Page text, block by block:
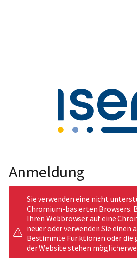
Anmeldung
Sie verwenden eine nicht
Chromium-basierten Browsers.
Ihren Webbrowser auf eine
neuer oder verwenden Sie einen
Bestimmte Funktionen oder
der Website stehen